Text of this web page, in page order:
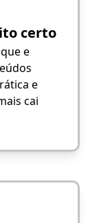
certo
e
e
cai